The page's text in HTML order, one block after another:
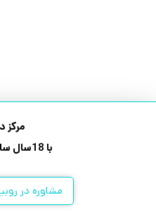
مرکز
با 18سال سابقه درمانی در شرق کشور
مشاوره در